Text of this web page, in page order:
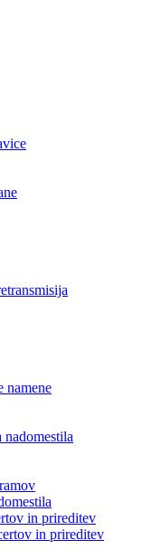
namene
nadomestila
in prireditev
in prireditev